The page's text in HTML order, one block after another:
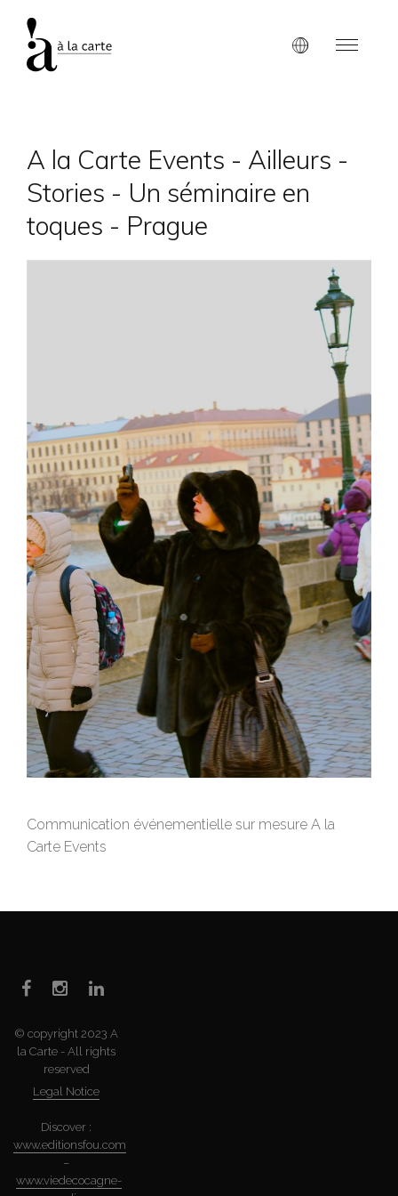
A la Carte Events - Ailleurs -
Stories - Un séminaire en
toques - Prague
Communication événementielle sur mesure A la
Carte Events
© copyright 2023 A
la Carte - All rights
reserved
Legal Notice
Discover :
www.editionsfou.com
–
www.viedecocagne-